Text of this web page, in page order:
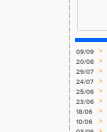
09/09 >
20/08
>
29/07
>
24/07
>
25/06
>
23/06
>
18/06 >
10/06 >